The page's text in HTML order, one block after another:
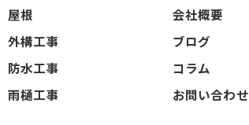
屋根
外構工事
防水工事
雨樋工事
会社概要
ブログ
コラム
お問い合わせ